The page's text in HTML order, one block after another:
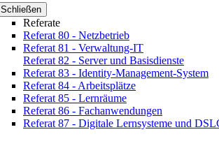
Schließen
Referate
Referat 80 - Netzbetrieb
Referat 81 - Verwaltung-IT
Referat 82 - Server und Basisdienste
Referat 83 - Identity-Management-System
Referat 84 - Arbeitsplätze
Referat 85 - Lernräume
Referat 86 - Fachanwendungen
Referat 87 - Digitale Lernsysteme und